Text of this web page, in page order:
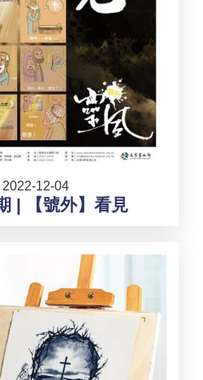
2022-12-04
| 【號外】看見